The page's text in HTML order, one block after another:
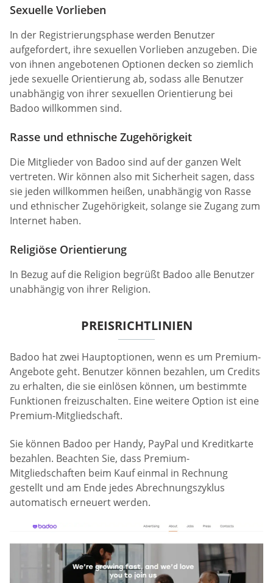
Sexuelle Vorlieben
In der Registrierungsphase werden Benutzer
aufgefordert, ihre sexuellen Vorlieben anzugeben. Die
von ihnen angebotenen Optionen decken so ziemlich
jede sexuelle Orientierung ab, sodass alle Benutzer
unabhängig von ihrer sexuellen Orientierung bei
Badoo willkommen sind.
Rasse und ethnische Zugehörigkeit
Die Mitglieder von Badoo sind auf der ganzen Welt
vertreten. Wir können also mit Sicherheit sagen, dass
sie jeden willkommen heißen, unabhängig von Rasse
und ethnischer Zugehörigkeit, solange sie Zugang zum
Internet haben.
Religiöse Orientierung
In Bezug auf die Religion begrüßt Badoo alle Benutzer
unabhängig von ihrer Religion.
PREISRICHTLINIEN
Badoo hat zwei Hauptoptionen, wenn es um Premium-
Angebote geht. Benutzer können bezahlen, um Credits
zu erhalten, die sie einlösen können, um bestimmte
Funktionen freizuschalten. Eine weitere Option ist eine
Premium-Mitgliedschaft.
Sie können Badoo per Handy, PayPal und Kreditkarte
bezahlen. Beachten Sie, dass Premium-
Mitgliedschaften beim Kauf einmal in Rechnung
gestellt und am Ende jedes Abrechnungszyklus
automatisch erneuert werden.